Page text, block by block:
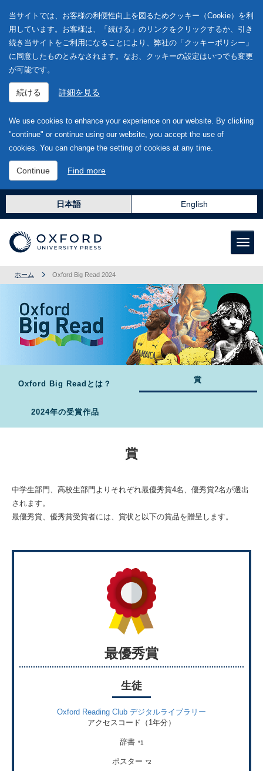
当サイトでは、お客様の利便性向上を図るためクッキー（Cookie）を利
用しています。お客様は、「続ける」のリンクをクリックするか、引き
続き当サイトをご利用になることにより、弊社の「クッキーポリシー」
に同意したものとみなされます。なお、クッキーの設定はいつでも変更
が可能です。
続ける 詳細を見る
We use cookies to enhance your experience on our website. By clicking
"continue" or continue using our website, you accept the use of
cookies. You can change the setting of cookies at any time.
Continue Find more
日本語 English
ホーム Oxford Big Read 2024
Oxford Big Readとは？
2024年の受賞作品
賞
中学生部門、高校生部門よりそれぞれ最優秀賞4名、優秀賞2名が選出
されます。
最優秀賞、優秀賞受賞者には、賞状と以下の賞品を贈呈します。
最優秀賞
生徒
Oxford Reading Club デジタルライブラリー
アクセスコード（1年分）
辞書 *1
ポスター *2